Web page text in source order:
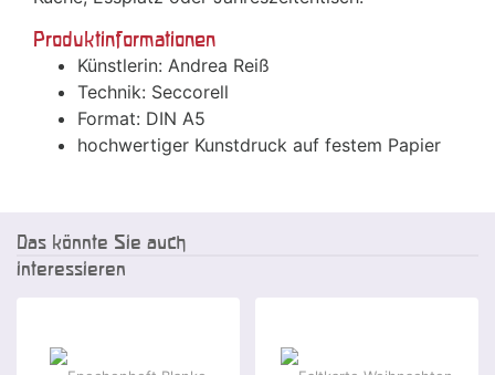
Produktinformationen
Künstlerin: Andrea Reiß
Technik: Seccorell
Format: DIN A5
hochwertiger Kunstdruck auf festem Papier
Das könnte Sie auch
interessieren